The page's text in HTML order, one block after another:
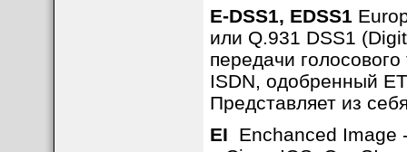
E-DSS1, EDSS1
или Q.931 DSS1
передачи
ISDN, одобренный
Представляет из
EI Enchanced Image